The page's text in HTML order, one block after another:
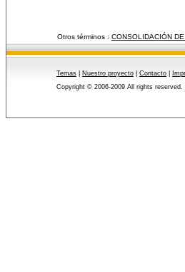
Otros términos : CONSOLIDACIÓN
Temas Nuestro proyecto Contacto
Copyright © 2006-2009 All rights reserved.